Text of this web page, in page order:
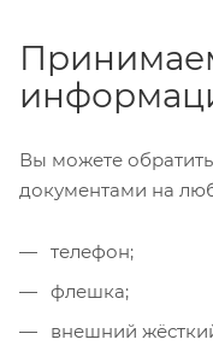
Вы можете
документами на
телефон;
флешка;
внешний